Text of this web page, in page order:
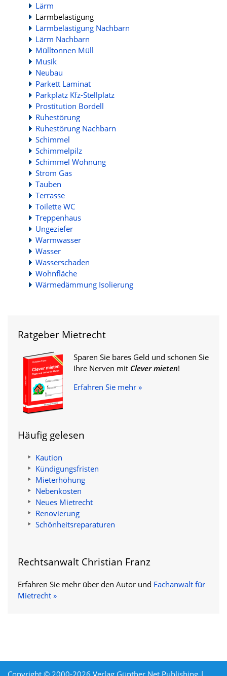
Lärm
Lärmbelästigung
Lärmbelästigung Nachbarn
Lärm Nachbarn
Mülltonnen Müll
Musik
Neubau
Parkett Laminat
Parkplatz Kfz-Stellplatz
Prostitution Bordell
Ruhestörung
Ruhestörung Nachbarn
Schimmel
Schimmelpilz
Schimmel Wohnung
Strom Gas
Tauben
Terrasse
Toilette WC
Treppenhaus
Ungeziefer
Warmwasser
Wasser
Wasserschaden
Wohnfläche
Wärmedämmung Isolierung
Ratgeber Mietrecht
Sparen Sie bares Geld und schonen Sie
Ihre Nerven mit Clever mieten!
Erfahren Sie mehr »
Häufig gelesen
Kaution
Kündigungsfristen
Mieterhöhung
Nebenkosten
Neues Mietrecht
Renovierung
Schönheitsreparaturen
Rechtsanwalt Christian Franz
Erfahren Sie mehr über den Autor und Fachanwalt für
Mietrecht »
Copyright © 2000-2026 Verlag Günther Net Publishing |